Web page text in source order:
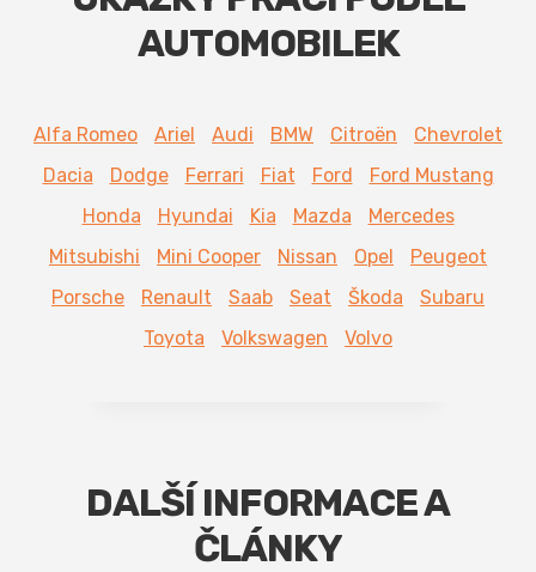
AUTOMOBILEK
Alfa Romeo Ariel Audi BMW Citroën
Chevrolet
Dacia
Dodge Ferrari Fiat Ford
Ford Mustang
Honda
Hyundai Kia Mazda
Mercedes
Mitsubishi
Mini Cooper Nissan Opel
Peugeot
Porsche
Renault Saab Seat Škoda
Subaru
Toyota
Volkswagen Volvo
DALŠÍ INFORMACE A
ČLÁNKY